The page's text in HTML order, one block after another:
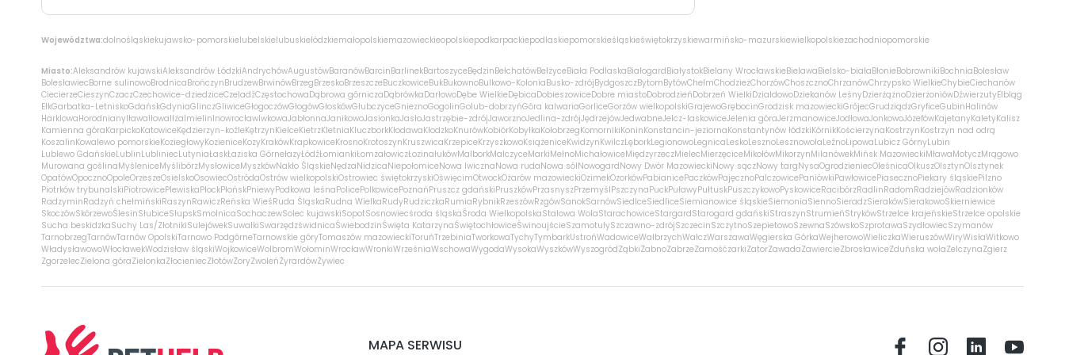
Województwa:dolnośląskiekujawsko-pomorskielubelskielubuskiełódzkiemałopolskiemazowieckieopolskiepodkarpackiepodlaskiepomorskieśląskieświętokrzyskiewarmińsko-mazurskiewielkopolskiezachodniopomorskie
Miasto:Aleksandrów kujawskiAleksandrów ŁódzkiAndrychówAugustówBaranówBarcinBarlinekBartoszyceBędzinBełchatówBełżyceBiała PodlaskaBiałogardBiałystokBielany WrocławskieBielawaBielsko-białaBłonieBobrownikiBochniaBolesław
BolesławiecBorne sulinowoBrodnicaBrończynBrudzewBrwinówBrzegBrzeskoBrzeszczeBuczkowiceBukBukownoBulkowo-KoloniaBusko-zdrójBydgoszczBytomBytówChełmChodzieżChorzówChoszcznoChrzanówChrzypsko WielkieChybieCiechanów
CiecierzeCieszynCzaczCzechowice-dziedziceCzeladźCzęstochowaDąbrowa górniczaDąbrówkaDarłowoDębe WielkieDębicaDobieszowiceDobre miastoDobrodzieńDobrzeń WielkiDziałdowoDziekanów LeśnyDzierżążnoDzierżoniówDźwierzutyElbląg
EłkGarbatka-LetniskoGdańskGdyniaGlinczGliwiceGłogoczówGłogówGłoskówGłubczyceGnieznoGogolinGolub-dobrzyńGóra kalwariaGorliceGorzów wielkopolskiGrajewoGrębocinGrodzisk mazowieckiGrójecGrudziądzGryficeGubinHalinów
HarklowaHorodnianyIławaIłowaIłżaImielinInowrocławIwkowaJabłonnaJanikowoJasionkaJasłoJastrzębie-zdrójJaworznoJedlina-zdrójJędrzejówJedwabneJelcz-laskowiceJelenia góraJerzmanowiceJodłowaJonkowoJózefówKajetanyKaletyKalisz
Kamienna góraKarpickoKatowiceKędzierzyn-koźleKętrzynKielceKietrzKletniaKluczborkKłodawaKłodzkoKnurówKobiórKobyłkaKołobrzegKomornikiKoninKonstancin-jeziornaKonstantynów łódzkiKórnikKościerzynaKostrzynKostrzyn nad odrą
KoszalinKowalewo pomorskieKoziegłowyKozieniceKozyKrakówKrapkowiceKrosnoKrotoszynKruszwicaKrzepiceKrzyszkowoKsiążeniceKwidzynKwilczLęborkLegionowoLegnicaLeskoLesznoLesznowolaLeźnoLipowaLubicz GórnyLubin
Lublewo GdańskieLublinLubliniecLutyniaŁaskŁaziska GórnełazyŁódźŁomiankiŁomżałowiczŁozinałukówMalborkMalczyceMarkiMełnoMichałowiceMiędzyrzeczMielecMierzęciceMikołówMikorzynMilanówekMińsk MazowieckiMławaMotyczMrągowo
Murowana goślinaMyśleniceMyślibórzMysłowiceMyszkówNakło ŚląskieNędzaNidzicaNiepołomiceNowa IwicznaNowa rudaNowa sólNowogardNowy Dwór MazowieckiNowy sączNowy targNysaOgrodzieniecOleśnicaOlkuszOlsztynOlsztynek
OpatówOpocznoOpoleOrzeszeOsielskoOsowiecOstródaOstrów wielkopolskiOstrowiec świętokrzyskiOświęcimOtwockOżarów mazowieckiOzimekOzorkówPabianicePaczkówPajęcznoPalczowicePaniówkiPawłowicePiasecznoPiekary śląskiePilzno
Piotrków trybunalskiPiotrowicePlewiskaPłockPłońskPniewyPodkowa leśnaPolicePolkowicePoznańPruszcz gdańskiPruszkówPrzasnyszPrzemyślPszczynaPuckPuławyPułtuskPuszczykowoPyskowiceRacibórzRadlinRadomRadziejówRadzionków
RadzyminRadzyń chełmińskiRaszynRawiczReńska WieśRuda ŚląskaRudna WielkaRudyRudziczkaRumiaRybnikRzeszówRzgówSanokSarnówSiedlceSiedliceSiemianowice śląskieSiemoniaSiennoSieradzSierakówSierakowoSkierniewice
SkoczówSkórzewoŚlesinSłubiceSłupskSmolnicaSochaczewSolec kujawskiSopotSosnowiecśroda śląskaŚroda WielkopolskaStalowa WolaStarachowiceStargardStarogard gdańskiStraszynStrumieńStrykówStrzelce krajeńskieStrzelce opolskie
Sucha beskidzkaSuchy Las/ZłotnikiSulejówekSuwałkiSwarzędzświdnicaŚwiebodzinŚwięta KatarzynaŚwiętochłowiceŚwinoujścieSzamotułySzczawno-zdrójSzczecinSzczytnoSzepietowoSzewnaSzówskoSzprotawaSzydłowiecSzymanów
TarnobrzegTarnówTarnów OpolskiTarnowo PodgórneTarnowskie góryTomaszów mazowieckiToruńTrzebiniaTworkowaTychyTymbarkUstrońWadowiceWałbrzychWałczWarszawaWęgierska GórkaWejherowoWieliczkaWieruszówWiryWisłaWitkowo
WładysławowoWłocławekWodzisław śląskiWojkowiceWolbromWołominWrocławWronkiWrześniaWschowaWygodaWysokaWyszkówWyszogródZąbkiŻabnoZabrzeZamośćżarkiZatorZawadaZawiercieZbrosławiceZduńska wolaZelczynaZgierz
ZgorzelecZielona góraZielonkaZłocieniecZłotówŻoryZwoleńŻyrardówŻywiec
MAPA SERWISU